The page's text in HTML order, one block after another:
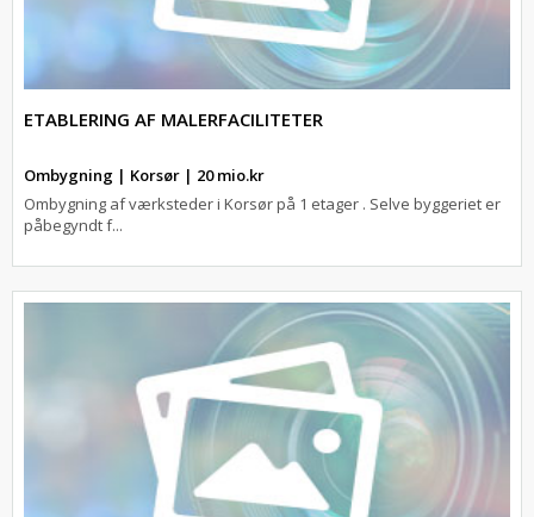
ETABLERING AF MALERFACILITETER
Ombygning | Korsør | 20 mio.kr
Ombygning af værksteder i Korsør på 1 etager . Selve byggeriet er
påbegyndt f...